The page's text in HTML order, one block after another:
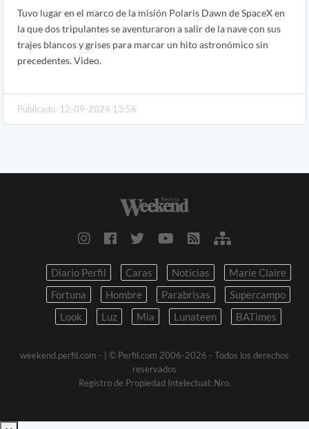
Tuvo lugar en el marco de la misión Polaris Dawn de SpaceX en
la que dos tripulantes se aventuraron a salir de la nave con sus
trajes blancos y grises para marcar un hito astronómico sin
precedentes. Video.
Publicado: 12-09-2024 13:56
Diario Perfil Caras Noticias
Marie Claire
Fortuna
Hombre Parabrisas
Supercampo
Look
Luz Mia Lunateen BATimes
weekend.perfil.com -
| © Perfil.com 2006-2026 - Todos los derechos
reservados
Registro de Propiedad Intelectual: Nro.